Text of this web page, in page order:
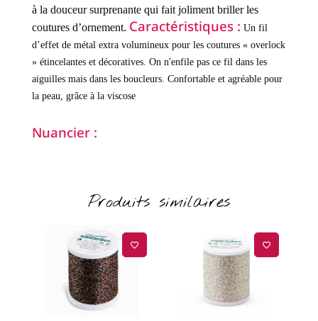
à la douceur surprenante qui fait joliment briller les
coutures d’ornement. Caractéristiques : Un fil
d’effet de métal extra volumineux pour les coutures « overlock
» étincelantes et décoratives. On n'enfile pas ce fil dans les
aiguilles mais dans les boucleurs. Confortable et agréable pour
la peau, grâce à la viscose
Nuancier :
Produits similaires